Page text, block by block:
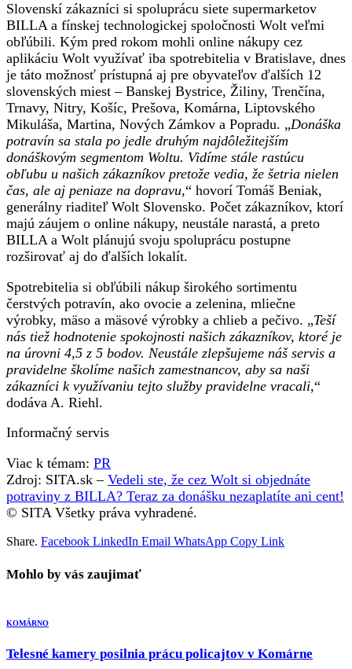
Slovenskí zákazníci si spoluprácu siete supermarketov
BILLA a fínskej technologickej spoločnosti Wolt veľmi
obľúbili. Kým pred rokom mohli online nákupy cez
aplikáciu Wolt využívať iba spotrebitelia v Bratislave, dnes
je táto možnosť prístupná aj pre obyvateľov ďalších 12
slovenských miest – Banskej Bystrice, Žiliny, Trenčína,
Trnavy, Nitry, Košíc, Prešova, Komárna, Liptovského
Mikuláša, Martina, Nových Zámkov a Popradu. „Donáška
potravín sa stala po jedle druhým najdôležitejším
donáškovým segmentom Woltu. Vidíme stále rastúcu
obľubu u našich zákazníkov pretože vedia, že šetria nielen
čas, ale aj peniaze na dopravu,“ hovorí Tomáš Beniak,
generálny riaditeľ Wolt Slovensko. Počet zákazníkov, ktorí
majú záujem o online nákupy, neustále narastá, a preto
BILLA a Wolt plánujú svoju spoluprácu postupne
rozširovať aj do ďalších lokalít.
Spotrebitelia si obľúbili nákup širokého sortimentu
čerstvých potravín, ako ovocie a zelenina, mliečne
výrobky, mäso a mäsové výrobky a chlieb a pečivo. „Teší
nás tiež hodnotenie spokojnosti našich zákazníkov, ktoré je
na úrovni 4,5 z 5 bodov. Neustále zlepšujeme náš servis a
pravidelne školíme našich zamestnancov, aby sa naši
zákazníci k využívaniu tejto služby pravidelne vracali,“
dodáva A. Riehl.
Informačný servis
Viac k témam: PR
Zdroj: SITA.sk – Vedeli ste, že cez Wolt si objednáte
potraviny z BILLA? Teraz za donášku nezaplatíte ani cent!
© SITA Všetky práva vyhradené.
Share. Facebook LinkedIn Email WhatsApp Copy Link
Mohlo by vás zaujimať
KOMÁRNO
Telesné kamery posilnia prácu policajtov v Komárne